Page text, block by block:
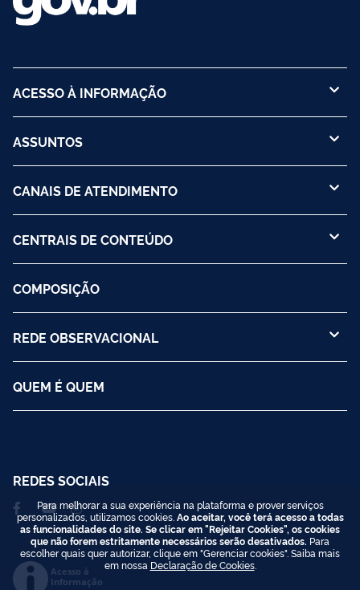
ACESSO À INFORMAÇÃO
ASSUNTOS
CANAIS DE ATENDIMENTO
CENTRAIS DE CONTEÚDO
COMPOSIÇÃO
REDE OBSERVACIONAL
QUEM É QUEM
REDES SOCIAIS
Acesso à
Informação
Para melhorar a sua experiência na plataforma e prover serviços
personalizados, utilizamos cookies. Ao aceitar, você terá acesso a todas
as funcionalidades do site. Se clicar em "Rejeitar Cookies", os cookies
que não forem estritamente necessários serão desativados. Para
escolher quais quer autorizar, clique em "Gerenciar cookies". Saiba mais
em nossa Declaração de Cookies.